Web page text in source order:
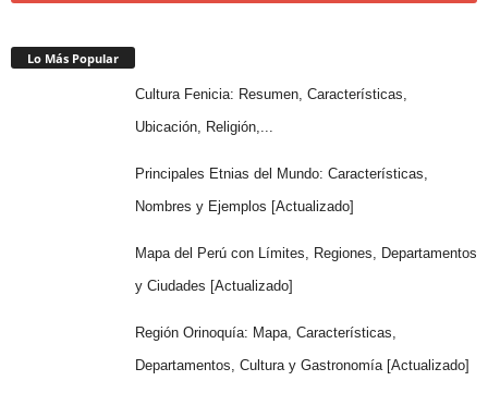
Lo Más Popular
Cultura Fenicia: Resumen, Características,
Ubicación, Religión,...
Principales Etnias del Mundo: Características,
Nombres y Ejemplos [Actualizado]
Mapa del Perú con Límites, Regiones, Departamentos
y Ciudades [Actualizado]
Región Orinoquía: Mapa, Características,
Departamentos, Cultura y Gastronomía [Actualizado]